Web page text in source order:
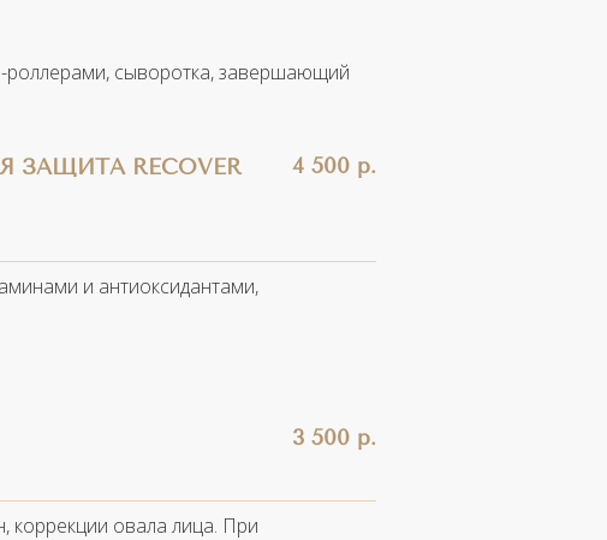
роллерами, сыворотка, завершающий
RECOVER
4 500 р.
и антиоксидантами,
3 500 р.
коррекции овала лица. При